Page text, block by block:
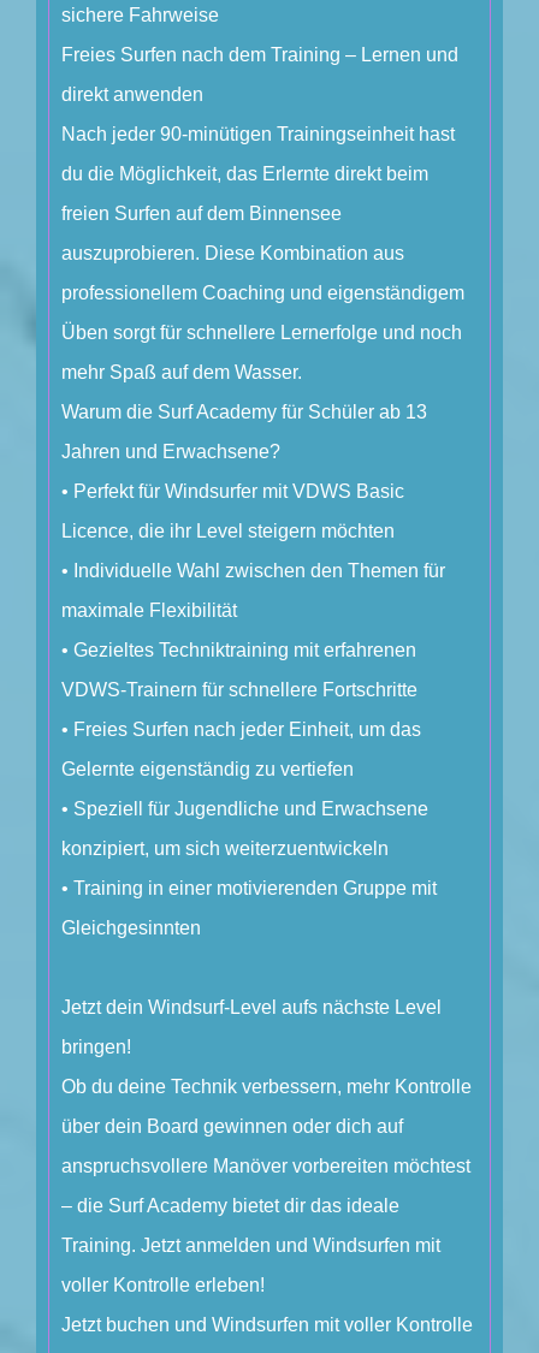
sichere Fahrweise
Freies Surfen nach dem Training – Lernen und
direkt anwenden
Nach jeder 90-minütigen Trainingseinheit hast
du die Möglichkeit, das Erlernte direkt beim
freien Surfen auf dem Binnensee
auszuprobieren. Diese Kombination aus
professionellem Coaching und eigenständigem
Üben sorgt für schnellere Lernerfolge und noch
mehr Spaß auf dem Wasser.
Warum die Surf Academy für Schüler ab 13
Jahren und Erwachsene?
• Perfekt für Windsurfer mit VDWS Basic
Licence, die ihr Level steigern möchten
• Individuelle Wahl zwischen den Themen für
maximale Flexibilität
• Gezieltes Techniktraining mit erfahrenen
VDWS-Trainern für schnellere Fortschritte
• Freies Surfen nach jeder Einheit, um das
Gelernte eigenständig zu vertiefen
• Speziell für Jugendliche und Erwachsene
konzipiert, um sich weiterzuentwickeln
• Training in einer motivierenden Gruppe mit
Gleichgesinnten
Jetzt dein Windsurf-Level aufs nächste Level
bringen!
Ob du deine Technik verbessern, mehr Kontrolle
über dein Board gewinnen oder dich auf
anspruchsvollere Manöver vorbereiten möchtest
– die Surf Academy bietet dir das ideale
Training. Jetzt anmelden und Windsurfen mit
voller Kontrolle erleben!
Jetzt buchen und Windsurfen mit voller Kontrolle